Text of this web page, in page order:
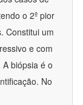
o 2º pior
Constitui um
e com
biópsia é o
No